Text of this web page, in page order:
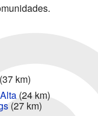
(27 km)
(37 km)
Alta (24 km)